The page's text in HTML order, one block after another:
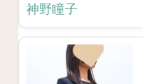
神野瞳子